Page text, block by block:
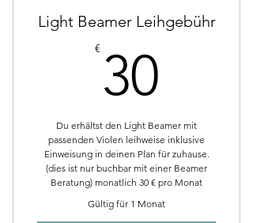
Light Beamer Leihgebühr
€ 30
Du erhältst den Light Beamer mit
passenden Violen leihweise inklusive
Einweisung in deinen Plan für zuhause.
(dies ist nur buchbar mit einer Beamer
Beratung) monatlich 30 € pro Monat
Gültig für 1 Monat